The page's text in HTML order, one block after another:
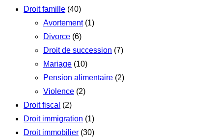
Droit famille (40)
Avortement(1)
Divorce (6)
Droit de succession (7)
Mariage (10)
Pension alimentaire (2)
Violence (2)
Droit fiscal (2)
Droit immigration (1)
Droit immobilier (30)